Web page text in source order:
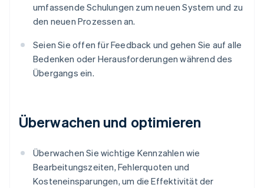
umfassende Schulungen zum neuen System und zu
den neuen Prozessen an.
Seien Sie offen für Feedback und gehen Sie auf alle
Bedenken oder Herausforderungen während des
Übergangs ein.
Überwachen und optimieren
Überwachen Sie wichtige Kennzahlen wie
Bearbeitungszeiten, Fehlerquoten und
Kosteneinsparungen, um die Effektivität der